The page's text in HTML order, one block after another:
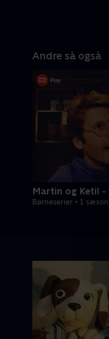
Andre så også
Martin og Ketil -
Børneserier • 1